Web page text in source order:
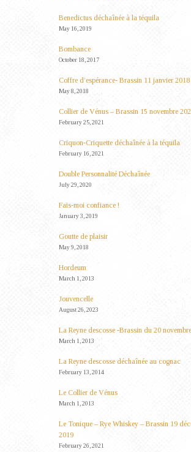
Benedictus déchaînée à la téquila
May 16, 2019
Bombance
October 18, 2017
Coffre d’espérance- Brassin 11 janvier 2018
May 8, 2018
Collier de Vénus – Brassin 15 novembre
February 25, 2021
Criquon-Criquette déchaînée à la téquila
February 16, 2021
Double Personnalité Déchaînée
July 29, 2020
Fais-moi confiance !
January 3, 2019
Goutte de plaisir
May 9, 2018
Hordeum
March 1, 2013
Jouvencelle
August 26, 2023
La Reyne descosse -Brassin du 20
March 1, 2013
La Reyne descosse déchaînée au cognac
February 13, 2014
Le Collier de Vénus
March 1, 2013
Le Tonique – Rye Whiskey – Brassin 19
2019
February 26, 2021